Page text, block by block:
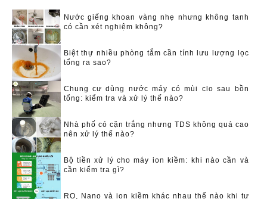
Nước giếng khoan vàng nhẹ nhưng không tanh
có cần xét nghiệm không?
Biệt thự nhiều phòng tắm cần tính lưu lượng lọc
tổng ra sao?
Chung cư dùng nước máy có mùi clo sau bồn
tổng: kiểm tra và xử lý thế nào?
Nhà phố có cặn trắng nhưng TDS không quá cao
nên xử lý thế nào?
Bộ tiền xử lý cho máy ion kiềm: khi nào cần và
cần kiểm tra gì?
RO, Nano và ion kiềm khác nhau thế nào khi tư